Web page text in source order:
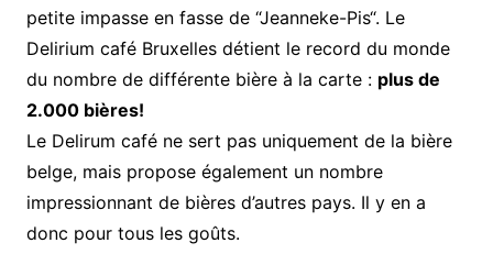
petite impasse en fasse de “Jeanneke-Pis“. Le
Delirium café Bruxelles détient le record du monde
du nombre de différente bière à la carte : plus de
2.000 bières!
Le Delirum café ne sert pas uniquement de la bière
belge, mais propose également un nombre
impressionnant de bières d’autres pays. Il y en a
donc pour tous les goûts.